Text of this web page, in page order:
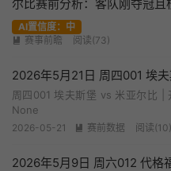
尔比赛前分析：客队刚夺冠且
让球主胜是否稳妥？
AI置信度：中
 赛事前瞻 阅读(73)
2026年5月21日 周四001 埃
周四001 埃夫斯堡 vs 米亚尔比
None
2026-05-21  赛前数据 阅读(10)
2026年5月9日 周六012 代格